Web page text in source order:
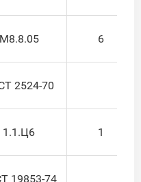
М8.8.05 6
2524-70
1.1.Ц6 1
19853-74